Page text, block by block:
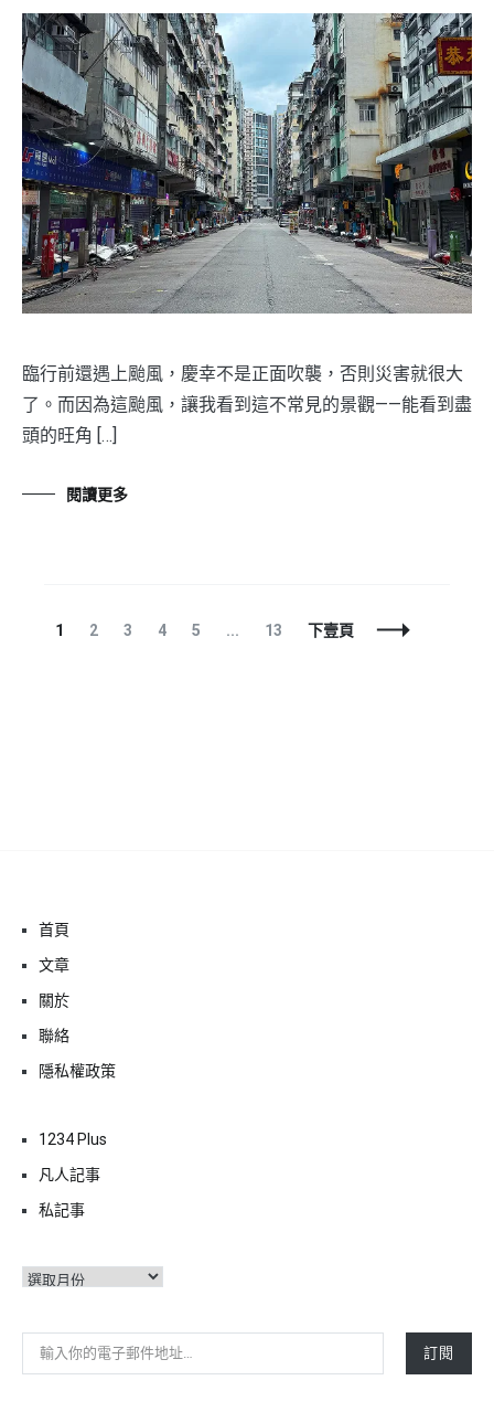
臨行前還遇上颱風，慶幸不是正面吹襲，否則災害就很大
了。而因為這颱風，讓我看到這不常見的景觀——能看到盡
頭的旺角 […]
閱讀更多
文頁
1
頁
2
頁
3
頁
4
頁
5 ...
頁
13 下壹頁
首頁
文章
關於
聯絡
隱私權政策
1234 Plus
凡人記事
私記事
彙
輸入你的電子郵件地址…
訂閱